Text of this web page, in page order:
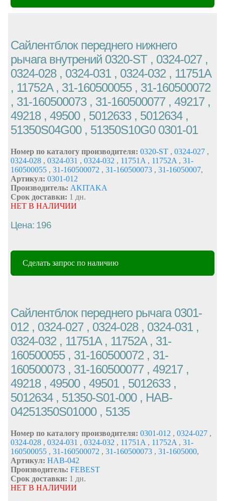
Сайлентблок переднего нижнего
рычага внутрений 0320-ST , 0324-027 ,
0324-028 , 0324-031 , 0324-032 , 11751A
, 11752A , 31-160500055 , 31-160500072
, 31-160500073 , 31-160500077 , 49217 ,
49218 , 49500 , 5012633 , 5012634 ,
51350S04G00 , 51350S10G0 0301-01
Номер по каталогу производителя: 0320-ST , 0324-027 ,
0324-028 , 0324-031 , 0324-032 , 11751A , 11752A , 31-
160500055 , 31-160500072 , 31-160500073 , 31-16050007,
Артикул: 0301-012
Производитель: AKITAKA
Срок доставки: 1 дн.
НЕТ В НАЛИЧИИ
Цена: 196
Сделать запрос по наличию
Сайлентблок переднего рычага 0301-
012 , 0324-027 , 0324-028 , 0324-031 ,
0324-032 , 11751A , 11752A , 31-
160500055 , 31-160500072 , 31-
160500073 , 31-160500077 , 49217 ,
49218 , 49500 , 49501 , 5012633 ,
5012634 , 51350-S01-000 , HAB-
04251350S01000 , 5135
Номер по каталогу производителя: 0301-012 , 0324-027 ,
0324-028 , 0324-031 , 0324-032 , 11751A , 11752A , 31-
160500055 , 31-160500072 , 31-160500073 , 31-1605000,
Артикул: HAB-042
Производитель: FEBEST
Срок доставки: 1 дн.
НЕТ В НАЛИЧИИ